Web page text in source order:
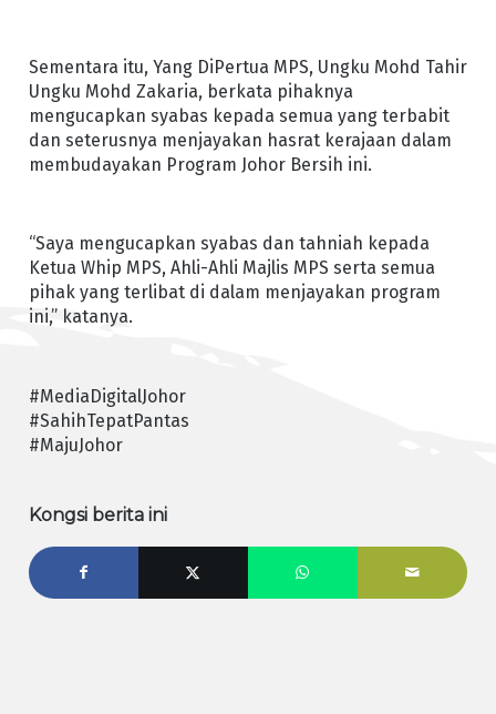
Sementara itu, Yang DiPertua MPS, Ungku Mohd Tahir
Ungku Mohd Zakaria, berkata pihaknya
mengucapkan syabas kepada semua yang terbabit
dan seterusnya menjayakan hasrat kerajaan dalam
membudayakan Program Johor Bersih ini.
“Saya mengucapkan syabas dan tahniah kepada
Ketua Whip MPS, Ahli-Ahli Majlis MPS serta semua
pihak yang terlibat di dalam menjayakan program
ini,” katanya.
#MediaDigitalJohor
#SahihTepatPantas
#MajuJohor
Kongsi berita ini